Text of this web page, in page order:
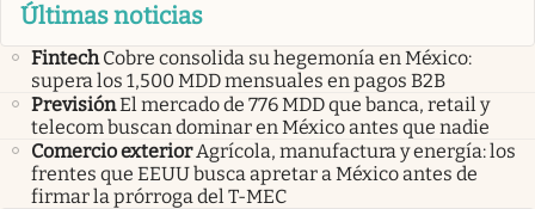
Últimas noticias
Fintech Cobre consolida su hegemonía en México:
supera los 1,500 MDD mensuales en pagos B2B
PrevisiónEl mercado de 776 MDD que banca, retail y
telecom buscan dominar en México antes que nadie
Comercio exterior Agrícola, manufactura y energía: los
frentes que EEUU busca apretar a México antes de
firmar la prórroga del T-MEC